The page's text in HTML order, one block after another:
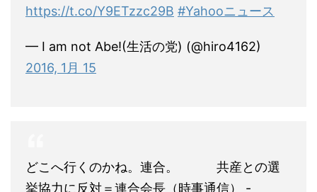
https://t.co/Y9ETzzc29B #Yahooニュース
— I am not Abe!(生活の党) (@hiro4162)
2016, 1月 15
どこへ行くのかね。連合。 共産との選
挙協力に反対＝連合会長（時事通信） -